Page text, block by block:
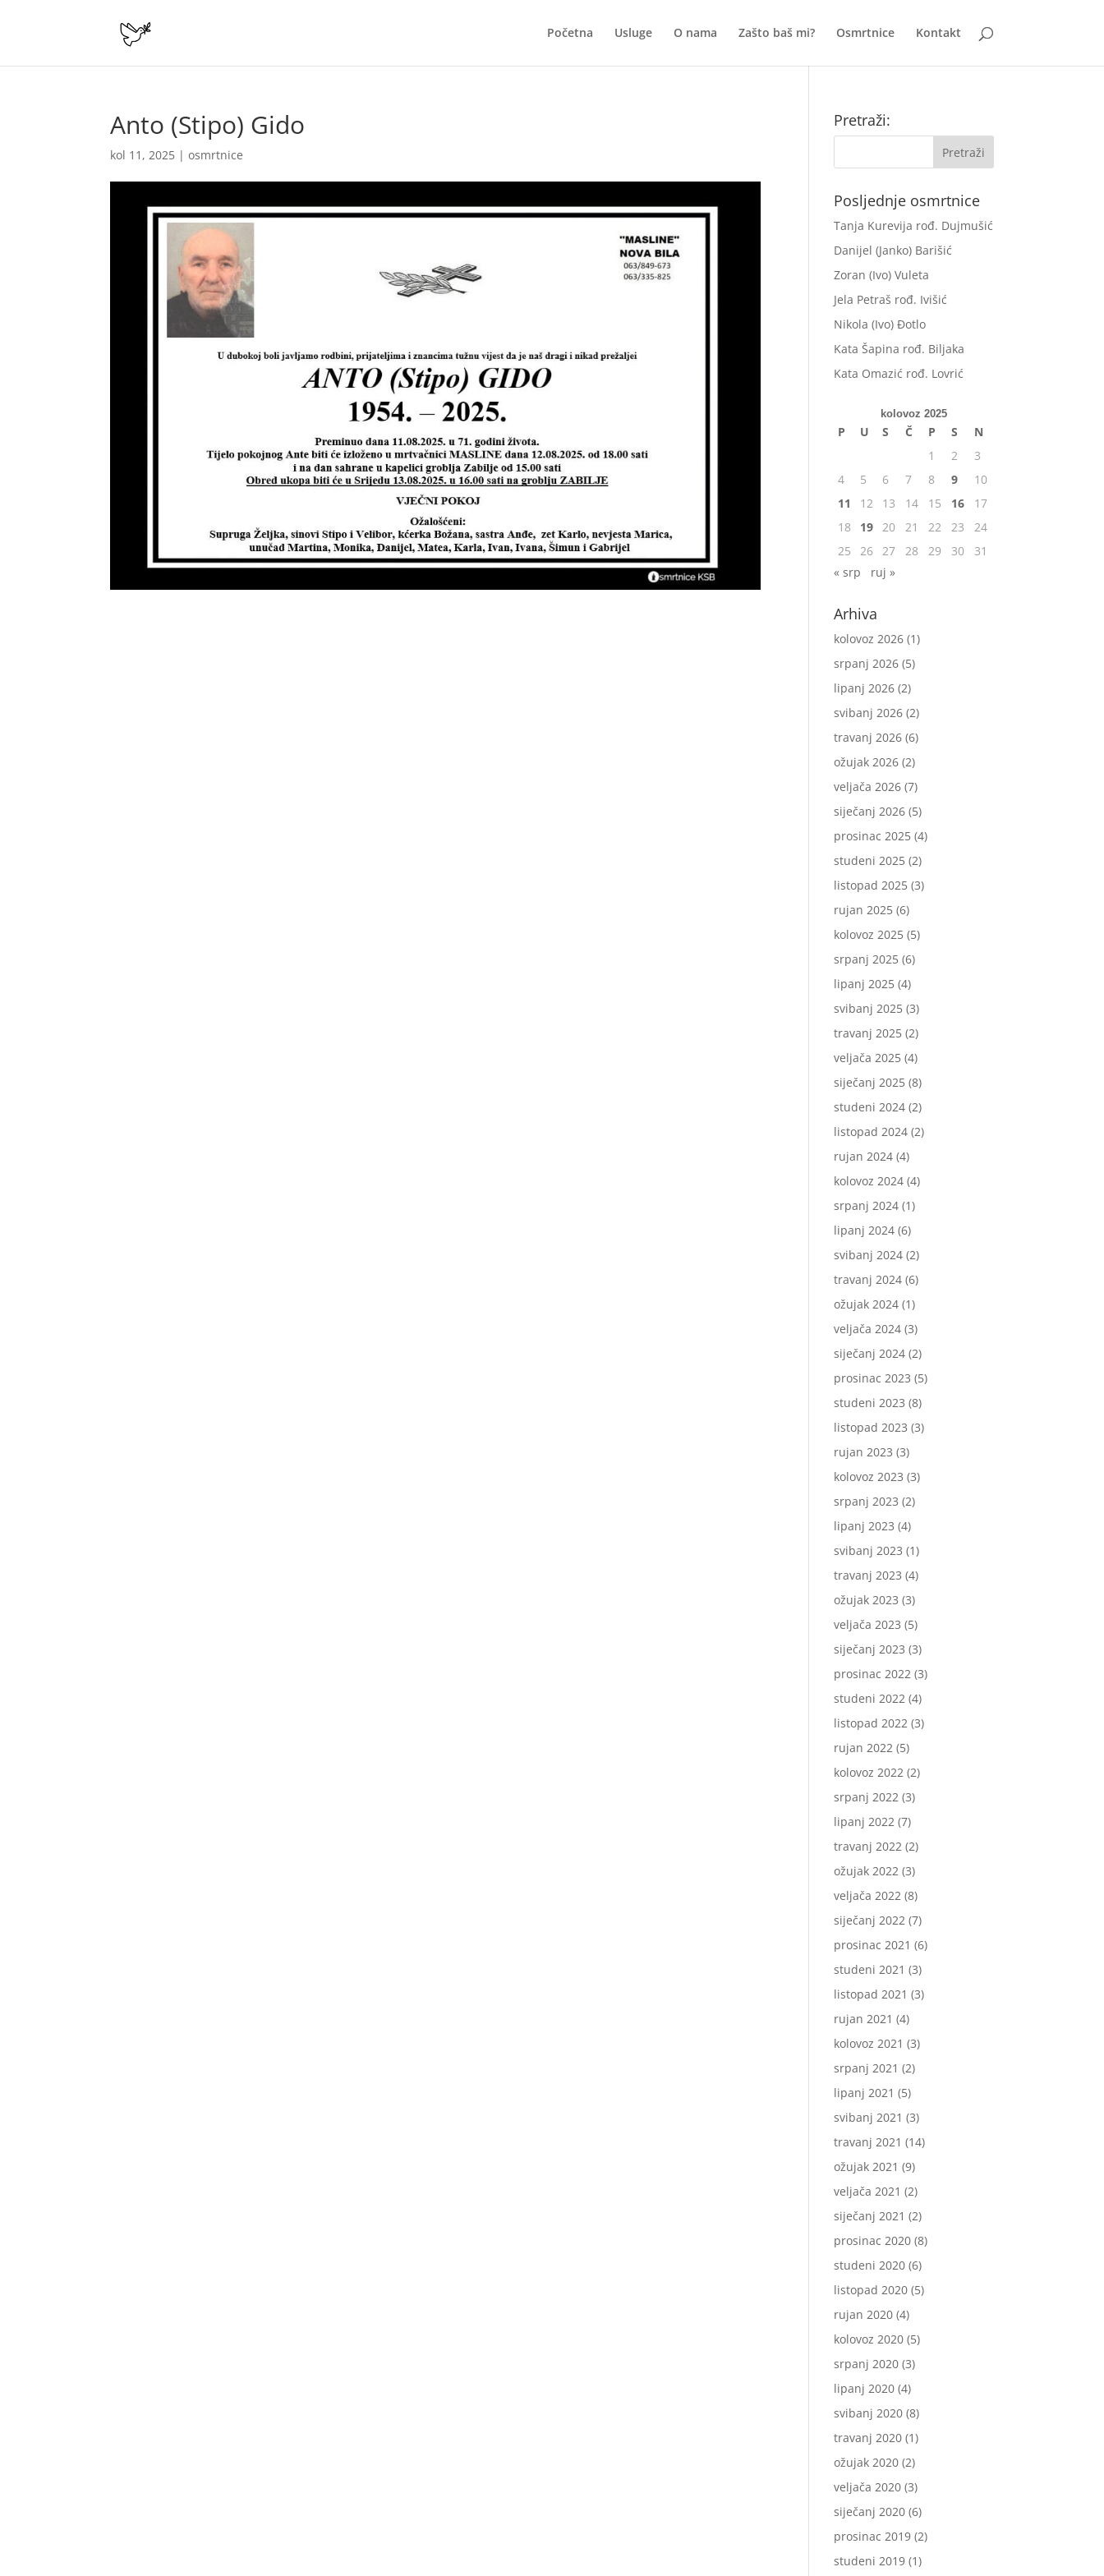
Početna Usluge O nama Zašto baš mi? Osmrtnice Kontakt
Anto (Stipo) Gido
kol 11, 2025 |osmrtnice
Pretraži:
Posljednje osmrtnice
Tanja Kurevija rođ. Dujmušić
Danijel (Janko) Barišić
Zoran (Ivo) Vuleta
Jela Petraš rođ. Ivišić
Nikola (Ivo) Đotlo
Kata Šapina rođ. Biljaka
Kata Omazić rođ. Lovrić
kolovoz 2025
P U S Č P S
N
1
2
3
4
5 6 7 8 9
10
11
12 13 14 15 16
17
18
19 20 21 22 23
24
25
26 27 28 29 30
31
« srp
ruj »
Arhiva
kolovoz 2026 (1)
srpanj 2026 (5)
lipanj 2026 (2)
svibanj 2026 (2)
travanj 2026 (6)
ožujak 2026 (2)
veljača 2026 (7)
siječanj 2026 (5)
prosinac 2025 (4)
studeni 2025 (2)
listopad 2025 (3)
rujan 2025 (6)
kolovoz 2025 (5)
srpanj 2025 (6)
lipanj 2025 (4)
svibanj 2025 (3)
travanj 2025 (2)
veljača 2025 (4)
siječanj 2025 (8)
studeni 2024 (2)
listopad 2024 (2)
rujan 2024 (4)
kolovoz 2024 (4)
srpanj 2024 (1)
lipanj 2024 (6)
svibanj 2024 (2)
travanj 2024 (6)
ožujak 2024 (1)
veljača 2024 (3)
siječanj 2024 (2)
prosinac 2023 (5)
studeni 2023 (8)
listopad 2023 (3)
rujan 2023 (3)
kolovoz 2023 (3)
srpanj 2023 (2)
lipanj 2023 (4)
svibanj 2023 (1)
travanj 2023 (4)
ožujak 2023 (3)
veljača 2023 (5)
siječanj 2023 (3)
prosinac 2022 (3)
studeni 2022 (4)
listopad 2022 (3)
rujan 2022 (5)
kolovoz 2022 (2)
srpanj 2022 (3)
lipanj 2022 (7)
travanj 2022 (2)
ožujak 2022 (3)
veljača 2022 (8)
siječanj 2022 (7)
prosinac 2021 (6)
studeni 2021 (3)
listopad 2021 (3)
rujan 2021 (4)
kolovoz 2021 (3)
srpanj 2021 (2)
lipanj 2021 (5)
svibanj 2021 (3)
travanj 2021 (14)
ožujak 2021 (9)
veljača 2021 (2)
siječanj 2021 (2)
prosinac 2020 (8)
studeni 2020 (6)
listopad 2020 (5)
rujan 2020 (4)
kolovoz 2020 (5)
srpanj 2020 (3)
lipanj 2020 (4)
svibanj 2020 (8)
travanj 2020 (1)
ožujak 2020 (2)
veljača 2020 (3)
siječanj 2020 (6)
prosinac 2019 (2)
studeni 2019 (1)